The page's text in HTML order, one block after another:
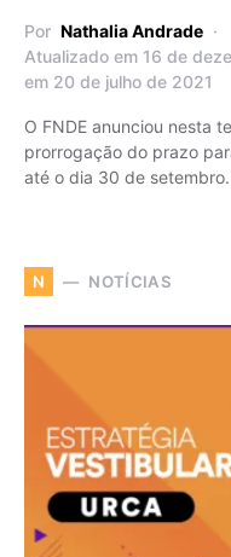
Por Nathalia Andrade
Atualizado em 16 de
em 20 de julho de 2021
O FNDE anunciou nesta
prorrogação do prazo
até o dia 30 de setembro.
N NOTÍCIAS